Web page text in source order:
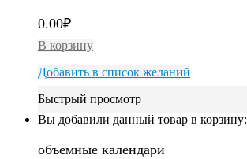
0.00₽
В корзину
Добавить в список желаний
Быстрый просмотр
Вы добавили данный товар в корзину:
объемные календари